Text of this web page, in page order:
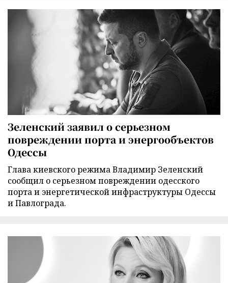
Зеленский заявил о серьезном
повреждении порта и энергообъектов
Одессы
Глава киевского режима Владимир Зеленский
сообщил о серьезном повреждении одесского
порта и энергетической инфраструктуры Одессы
и Павлограда.